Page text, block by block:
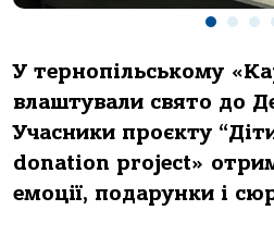
У тернопільському
влаштували свято до
Учасники проєкту
donation project»
емоції, подарунки і